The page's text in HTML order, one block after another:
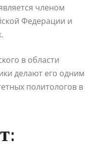
членом
Федерации и
в области
делают его одним
политологов в